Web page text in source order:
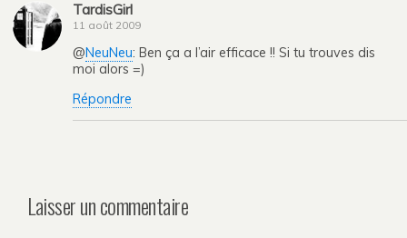
TardisGirl
11 août 2009
@NeuNeu: Ben ça a l’air efficace !! Si tu trouves dis
moi alors =)
Répondre
Laisser un commentaire